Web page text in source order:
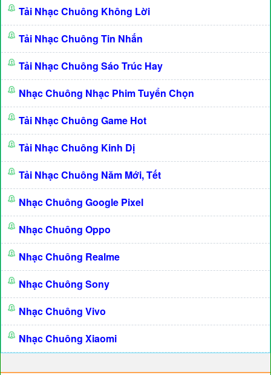
Tải Nhạc Chuông Không Lời
Tải Nhạc Chuông Tin Nhắn
Tải Nhạc Chuông Sáo Trúc Hay
Nhạc Chuông Nhạc Phim Tuyển Chọn
Tải Nhạc Chuông Game Hot
Tải Nhạc Chuông Kinh Dị
Tải Nhạc Chuông Năm Mới, Tết
Nhạc Chuông Google Pixel
Nhạc Chuông Oppo
Nhạc Chuông Realme
Nhạc Chuông Sony
Nhạc Chuông Vivo
Nhạc Chuông Xiaomi